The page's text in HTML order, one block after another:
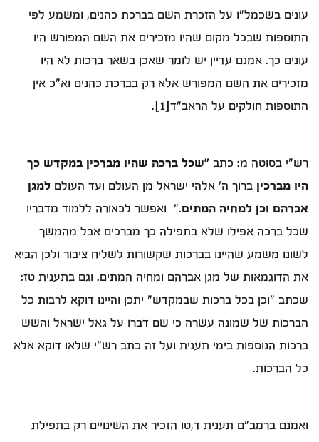
עונים בשכמל"ו על הזכרת השם בברכת כהנים, ומשמע לפי
התוספות שבכל מקום שהיו מזכירים את השם המפורש היו
עונים כך. אמנם עדיין יש לומר שאכן בשאר ברכות לא היו
מזכירים את השם המפורש אלא רק בברכת כהנים וא"כ אין
התוספות חולקים על הראב"ד[1].
רש"י בסוטה מ: כתב "שכל ברכה שהיו מברכין במקדש כך
היו מברכין ברוך ה' אלהי ישראל מן העולם ועד העולם למגן
אברהם וכן למחיה המתים." ואפשר לכאורה ללמוד מדבריו
שכל ברכה אפילו שלא בתפילה כך מברכים אבל מהמשך
לשונו משמע שהיינו בברכות שקשורות לשליח ציבור ולכן הביא
את הדוגמאות של מגן אברהם ומחיה המתים. וגם בתענית טז:
שכתב "וכן בכל ברכות שבמקדש" יתכן והיינו דוקא לרבות כל
הברכות של שמונה עשרה כי שם דברו על גאל ישראל והשש
ברכות הנוספות בימי תענית ועל זה כתב רש"י שלאו דוקא אלא
כל הברכות.
ואמנם ברמב"ם תענית ד,טו הזכיר את השינויים רק בתפילת